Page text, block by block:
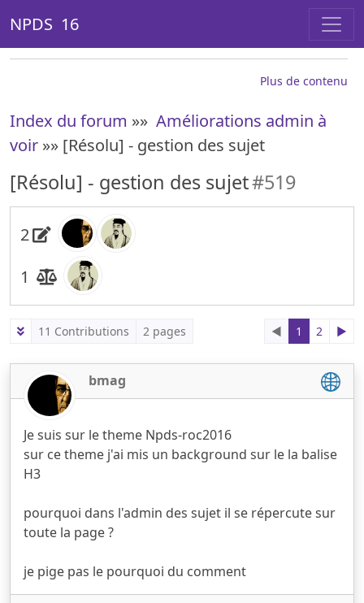
NPDS 16
Plus de contenu
Index du forum »» Améliorations admin à
voir »» [Résolu] - gestion des sujet
[Résolu] - gestion des sujet#519
2
1
11 Contributions 2 pages ◄ 1 2 ►
bmag
Je suis sur le theme Npds-roc2016
sur ce theme j'ai mis un background sur le la balise
H3
pourquoi dans l'admin des sujet il se répercute sur
toute la page ?
je pige pas le pourquoi du comment